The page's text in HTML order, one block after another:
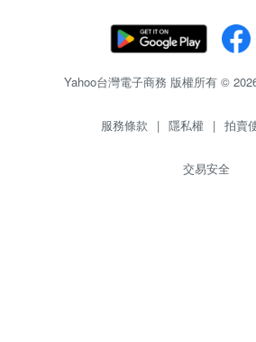
Yahoo台灣電子商務 版權所有 ©
服務條款 | 隱私權 | 拍賣
交易安全